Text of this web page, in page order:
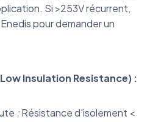
Si >253V récurrent,
pour demander un
Insulation Resistance) :
:Résistance d'isolement <